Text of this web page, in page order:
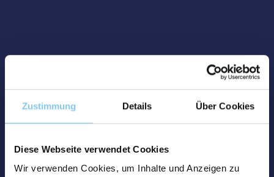
Zustimmung Details Über Cookies
Diese Webseite verwendet Cookies
Wir verwenden Cookies, um Inhalte und Anzeigen zu